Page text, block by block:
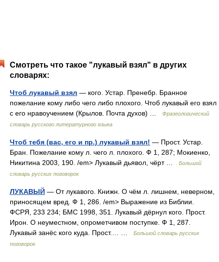
Смотреть что такое "лукавый взял" в других
словарях:
Чтоб лукавый взял — кого. Устар. Пренебр. Бранное
пожелание кому либо чего либо плохого. Чтоб лукавый его взял
с его нравоучением (Крылов. Почта духов) …
Фразеологический
словарь русского литературного языка
Чтоб тебя (вас, его и пр.) лукавый взял! — Прост. Устар.
Бран. Пожелание кому л. чего л. плохого. Ф 1, 287; Мокиенко,
Никитина 2003, 190. /em> Лукавый дьявол, чёрт …
Большой
словарь русских поговорок
ЛУКАВЫЙ — От лукавого. Книжн. О чём л. лишнем, неверном,
приносящем вред. Ф 1, 286. /em> Выражение из Библии.
ФСРЯ, 233 234; БМС 1998, 351. Лукавый дёрнул кого. Прост.
Ирон. О неуместном, опрометчивом поступке. Ф 1, 287.
Лукавый занёс кого куда. Прост.… …
Большой словарь русских
поговорок